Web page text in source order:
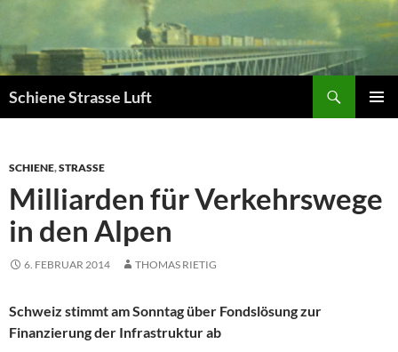
springen
Schiene Strasse Luft
SCHIENE,STRASSE
Milliarden für Verkehrswege
in den Alpen
6. FEBRUAR 2014 THOMAS RIETIG
Schweiz stimmt am Sonntag über Fondslösung zur
Finanzierung der Infrastruktur ab